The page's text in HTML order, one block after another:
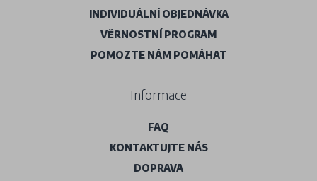
INDIVIDUÁLNÍ OBJEDNÁVKA
VĚRNOSTNÍ PROGRAM
POMOZTE NÁM POMÁHAT
Informace
FAQ
KONTAKTUJTE NÁS
DOPRAVA